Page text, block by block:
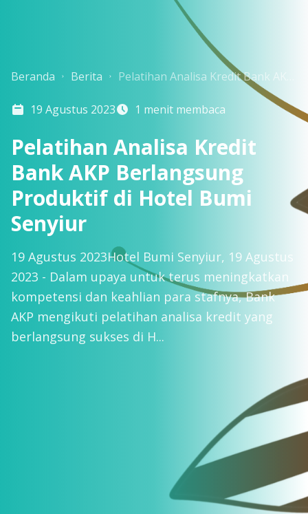
Beranda Berita
19 Agustus 2023 1 menit membaca
Pelatihan Analisa Kredit
Bank AKP Berlangsung
Produktif di Hotel Bumi
Senyiur
19 Agustus 2023Hotel Bumi Senyiur, 19 Agustus
2023 - Dalam upaya untuk terus meningkatkan
kompetensi dan keahlian para stafnya, Bank
AKP mengikuti pelatihan analisa kredit yang
berlangsung sukses di H...